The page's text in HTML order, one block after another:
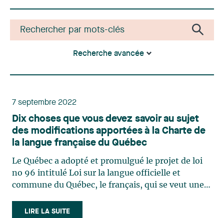
Recherche avancée
7 septembre 2022
Dix choses que vous devez savoir au sujet
des modifications apportées à la Charte de
la langue française du Québec
Le Québec a adopté et promulgué le projet de loi
no 96 intitulé Loi sur la langue officielle et
commune du Québec, le français, qui se veut une
française. Voici 10 principales modifications
LIRE LA SUITE